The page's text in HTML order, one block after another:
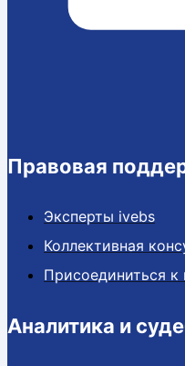
Правовая
Эксперты ivebs
Коллективная
Присоединиться к
Аналитика и